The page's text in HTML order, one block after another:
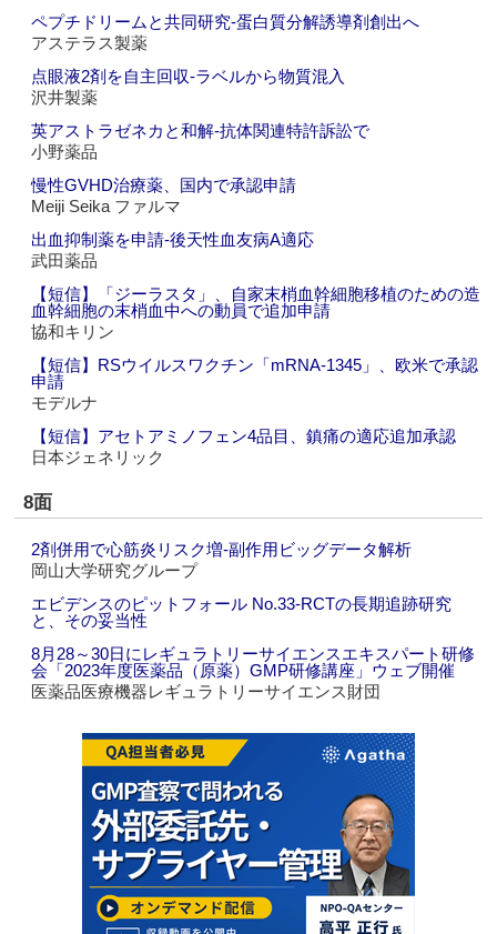
ペプチドリームと共同研究‐蛋白質分解誘導剤創出へ
アステラス製薬
点眼液2剤を自主回収‐ラベルから物質混入
沢井製薬
英アストラゼネカと和解‐抗体関連特許訴訟で
小野薬品
慢性GVHD治療薬、国内で承認申請
Meiji Seika ファルマ
出血抑制薬を申請‐後天性血友病A適応
武田薬品
【短信】「ジーラスタ」、自家末梢血幹細胞移植のための造
血幹細胞の末梢血中への動員で追加申請
協和キリン
【短信】RSウイルスワクチン「mRNA-1345」、欧米で承認
申請
モデルナ
【短信】アセトアミノフェン4品目、鎮痛の適応追加承認
日本ジェネリック
8面
2剤併用で心筋炎リスク増‐副作用ビッグデータ解析
岡山大学研究グループ
エビデンスのピットフォール No.33‐RCTの長期追跡研究
と、その妥当性
8月28～30日にレギュラトリーサイエンスエキスパート研修
会「2023年度医薬品（原薬）GMP研修講座」ウェブ開催
医薬品医療機器レギュラトリーサイエンス財団